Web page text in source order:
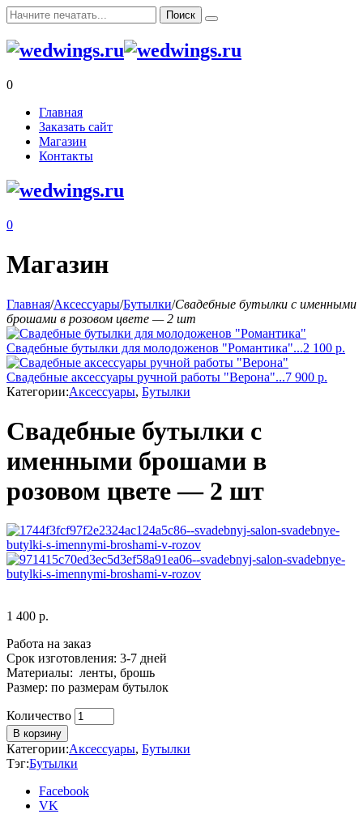
0
Главная
Заказать сайт
Магазин
Контакты
0
Магазин
Главная/Аксессуары/Бутылки/Свадебные бутылки с именными
брошами в розовом цвете — 2 шт
Свадебные бутылки для молодоженов "Романтика"...2 100 р.
Свадебные аксессуары ручной работы "Верона"...7 900 р.
Категории:Аксессуары, Бутылки
Свадебные бутылки с
именными брошами в
розовом цвете — 2 шт
1 400 р.
Работа на заказ
Срок изготовления: 3-7 дней
Материалы: ленты, брошь
Размер: по размерам бутылок
Количество
Количество
В корзину
Категории:Аксессуары, Бутылки
Тэг:Бутылки
Facebook
VK